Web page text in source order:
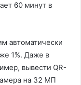
60 минут в
автоматически
1%. Даже в
вывести QR-
на 32 МП